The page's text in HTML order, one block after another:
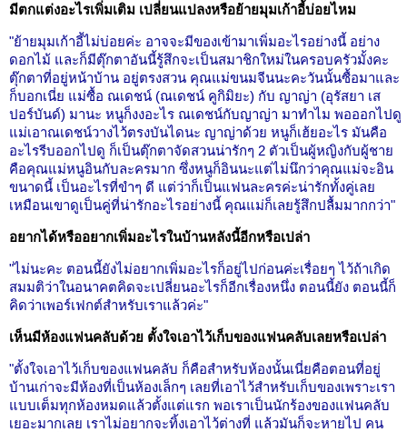
มีตกแต่งอะไรเพิ่มเติม เปลี่ยนแปลงหรือย้ายมุมเก้าอี้บ่อยไหม
"ย้ายมุมเก้าอี้ไม่บ่อยค่ะ อาจจะมีของเข้ามาเพิ่มอะไรอย่างนี้ อย่าง
ดอกไม้ และก็มีตุ๊กตาอันนี้รู้สึกจะเป็นสมาชิกใหม่ในครอบครัวมั้งคะ
ตุ๊กตาที่อยู่หน้าบ้าน อยู่ตรงสวน คุณแม่ขนมจีนนะคะวันนั้นซื้อมาและ
ก็บอกเนี่ย แม่ซื้อ ณเดชน์ (ณเดชน์ คูกิมิยะ) กับ ญาญ่า (อุรัสยา เส
ปอร์บันด์) มานะ หนูก็งงอะไร ณเดชน์กับญาญ่า มาทำไม พอออกไปดู
แม่เอาณเดชน์วางไว้ตรงบันไดนะ ญาญ่าด้วย หนูก็เฮ้ยอะไร มันคือ
อะไรรีบออกไปดู ก็เป็นตุ๊กตาจัดสวนน่ารักๆ 2 ตัวเป็นผู้หญิงกับผู้ชาย
คือคุณแม่หนูอินกับละครมาก ซึ่งหนูก็อินนะแต่ไม่นึกว่าคุณแม่จะอิน
ขนาดนี้ เป็นอะไรที่ขำๆ ดี แต่ว่าก็เป็นแฟนละครค่ะน่ารักทั้งคู่เลย
เหมือนเขาดูเป็นคู่ที่น่ารักอะไรอย่างนี้ คุณแม่ก็เลยรู้สึกปลื้มมากกว่า"
อยากได้หรืออยากเพิ่มอะไรในบ้านหลังนี้อีกหรือเปล่า
"ไม่นะคะ ตอนนี้ยังไม่อยากเพิ่มอะไรก็อยู่ไปก่อนค่ะเรื่อยๆ ไว้ถ้าเกิด
สมมติว่าในอนาคตคิดจะเปลี่ยนอะไรก็อีกเรื่องหนึ่ง ตอนนี้ยัง ตอนนี้ก็
คิดว่าเพอร์เฟกต์สำหรับเราแล้วค่ะ"
เห็นมีห้องแฟนคลับด้วย ตั้งใจเอาไว้เก็บของแฟนคลับเลยหรือเปล่า
"ตั้งใจเอาไว้เก็บของแฟนคลับ ก็คือสำหรับห้องนั้นเนี่ยคือตอนที่อยู่
บ้านเก่าจะมีห้องที่เป็นห้องเล็กๆ เลยที่เอาไว้สำหรับเก็บของเพราะเรา
แบบเต็มทุกห้องหมดแล้วตั้งแต่แรก พอเราเป็นนักร้องของแฟนคลับ
เยอะมากเลย เราไม่อยากจะทิ้งเอาไว้ต่างที่ แล้วมันก็จะหายไป คน